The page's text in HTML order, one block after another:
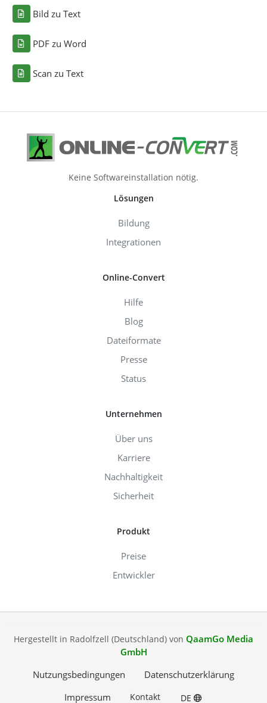
Bild zu Text
PDF zu Word
Scan zu Text
Keine Softwareinstallation nötig.
Lösungen
Bildung
Integrationen
Online-Convert
Hilfe
Blog
Dateiformate
Presse
Status
Unternehmen
Über uns
Karriere
Nachhaltigkeit
Sicherheit
Produkt
Preise
Entwickler
Hergestellt in Radolfzell (Deutschland) von QaamGo Media
GmbH
Nutzungsbedingungen
Datenschutzerklärung
Impressum
Kontakt DE